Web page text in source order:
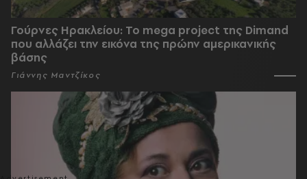
Γούρνες Ηρακλείου: To mega project της Dimand
που αλλάζει την εικόνα της πρώην αμερικανικής
βάσης
Γιάννης Μαντζίκος